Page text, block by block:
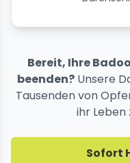
Bereit, Ihre
beenden?Unsere
Tausenden von
ihr Leben
Sofort